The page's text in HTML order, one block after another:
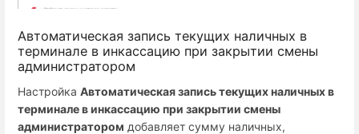
Автоматическая запись текущих наличных в
терминале в инкассацию при закрытии смены
администратором
Настройка Автоматическая запись текущих наличных в
терминале в инкассацию при закрытии смены
администратором добавляет сумму наличных,